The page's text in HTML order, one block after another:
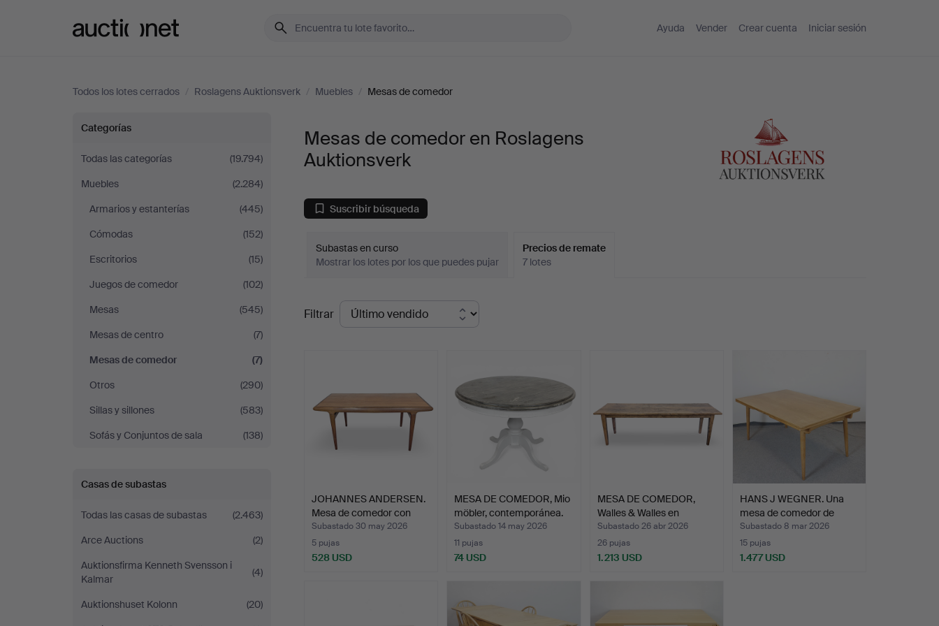
Ayuda Vender Crear cuenta Iniciar sesión
Todos los lotes cerrados / Roslagens Auktionsverk / Muebles / Mesas de comedor
Mesas
de
comedor
en
Roslagens
Auktionsverk
Categorías
Todas las categorías
(19.794)
Muebles
(2.284)
Armarios y estanterías
(445)
Cómodas
(152)
Escritorios
(15)
Juegos de comedor
(102)
Mesas
(545)
Mesas de centro
(7)
Mesas de comedor
(7)
Otros
(290)
Sillas y sillones
(583)
Sofás y Conjuntos de sala
(138)
Casas de subastas
Todas las casas de subastas
(2.463)
Arce Auctions
(2)
Auktionsfirma Kenneth Svensson i
Kalmar
(4)
Auktionshuset Kolonn
(20)
Mesas de comedor en Roslagens
Auktionsverk
Suscribir búsqueda
Subastas en curso
Mostrar los lotes por los que puedes pujar
Precios de remate
7 lotes
Precios
de
Filtrar
JOHANNES ANDERSEN.
Mesa de comedor con
tab…
Subastado 30 may 2026
5 pujas
528 USD
MESA DE COMEDOR, Mio
möbler, contemporánea.
Subastado 14 may 2026
11 pujas
74 USD
MESA DE COMEDOR,
Walles & Walles en
madera…
Subastado 26 abr 2026
26 pujas
1.213 USD
HANS J WEGNER. Una
mesa de comedor de
robl…
Subastado 8 mar 2026
15 pujas
1.477 USD